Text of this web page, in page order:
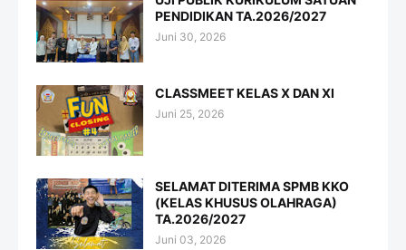
PENDIDIKAN TA.2026/2027
Juni 30, 2026
CLASSMEET KELAS X DAN XI
Juni 25, 2026
SELAMAT DITERIMA SPMB KKO
(KELAS KHUSUS OLAHRAGA)
TA.2026/2027
Juni 03, 2026